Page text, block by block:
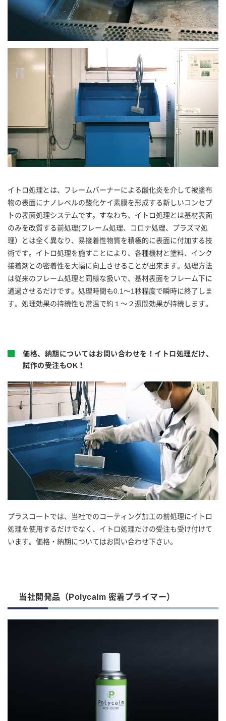
イトロ処理とは、フレームバーナーによる酸化炎を介して被塗布
物の表面にナノレベルの酸化ケイ素膜を形成する新しいコンセプ
トの表面処理システムです。すなわち、イトロ処理とは基材表面
のみを改質する前処理(フレーム処理、コロナ処理、プラズマ処
理）とは全く異なり、易接着性物質を積極的に表面に付加する技
術です。イトロ処理を施すことにより、各種機材と塗料、インク
接着剤との密着性を大幅に向上させることが出来ます。処理方法
は従来のフレーム処理と同様な扱いで、基材表面をフレーム下に
通過させるだけです。処理時間も0.1〜1秒程度で瞬時に終了しま
す。処理効果の持続性も常温で約１〜２週間効果が持続します。
価格、納期についてはお問い合わせを！イトロ処理だけ、
試作の受注もOK！
プラスコートでは、当社でのコーティング加工の前処理にイトロ
処理を使用するだけでなく、イトロ処理だけの受注も受け付けて
います。価格・納期についてはお問い合わせ下さい。
当社開発品（Polycalm 密着プライマー）